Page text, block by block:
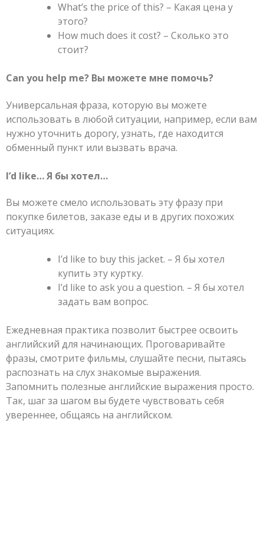
What’s the price of this? – Какая цена у
этого?
How much does it cost? – Сколько это
стоит?
Can you help me? Вы можете мне помочь?
Универсальная фраза, которую вы можете
использовать в любой ситуации, например, если вам
нужно уточнить дорогу, узнать, где находится
обменный пункт или вызвать врача.
I’d like… Я бы хотел…
Вы можете смело использовать эту фразу при
покупке билетов, заказе еды и в других похожих
ситуациях.
I’d like to buy this jacket. – Я бы хотел
купить эту куртку.
I’d like to ask you a question. – Я бы хотел
задать вам вопрос.
Ежедневная практика позволит быстрее освоить
английский для начинающих. Проговаривайте
фразы, смотрите фильмы, слушайте песни, пытаясь
распознать на слух знакомые выражения.
Запомнить полезные английские выражения просто.
Так, шаг за шагом вы будете чувствовать себя
увереннее, общаясь на английском.